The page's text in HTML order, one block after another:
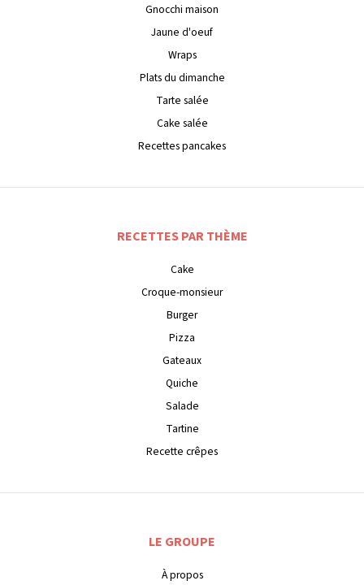
Gnocchi maison
Jaune d'oeuf
Wraps
Plats du dimanche
Tarte salée
Cake salée
Recettes pancakes
RECETTES PAR THÈME
Cake
Croque-monsieur
Burger
Pizza
Gateaux
Quiche
Salade
Tartine
Recette crêpes
LE GROUPE
À propos